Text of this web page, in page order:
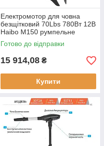
Електромотор для човна
безщітковий 70Lbs 780Вт 12В
Haibo M150 румпельне
управління легка установка
Готово до відправки
15 914,08 ₴
Купити